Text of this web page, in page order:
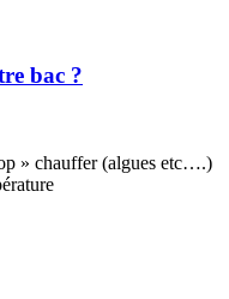
bac ?
» chauffer (algues etc….)